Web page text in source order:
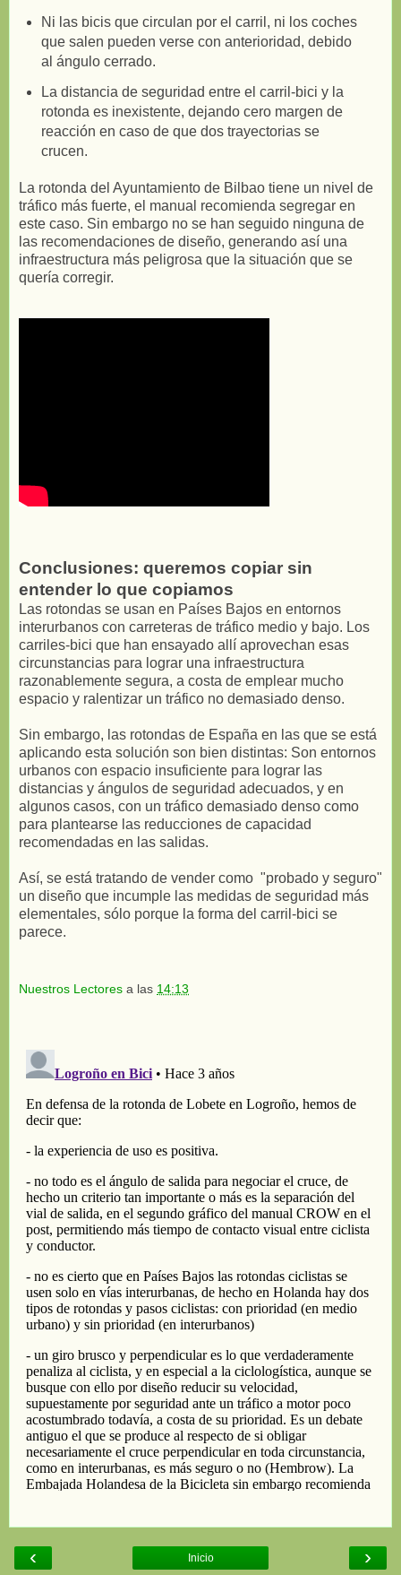
Ni las bicis que circulan por el carril, ni los coches
que salen pueden verse con anterioridad, debido
al ángulo cerrado.
La distancia de seguridad entre el carril-bici y la
rotonda es inexistente, dejando cero margen de
reacción en caso de que dos trayectorias se
crucen.
La rotonda del Ayuntamiento de Bilbao tiene un nivel de
tráfico más fuerte, el manual recomienda segregar en
este caso. Sin embargo no se han seguido ninguna de
las recomendaciones de diseño, generando así una
infraestructura más peligrosa que la situación que se
quería corregir.
Conclusiones: queremos copiar sin
entender lo que copiamos
Las rotondas se usan en Países Bajos en entornos
interurbanos con carreteras de tráfico medio y bajo. Los
carriles-bici que han ensayado allí aprovechan esas
circunstancias para lograr una infraestructura
razonablemente segura, a costa de emplear mucho
espacio y ralentizar un tráfico no demasiado denso.
Sin embargo, las rotondas de España en las que se está
aplicando esta solución son bien distintas: Son entornos
urbanos con espacio insuficiente para lograr las
distancias y ángulos de seguridad adecuados, y en
algunos casos, con un tráfico demasiado denso como
para plantearse las reducciones de capacidad
recomendadas en las salidas.
Así, se está tratando de vender como "probado y seguro"
un diseño que incumple las medidas de seguridad más
elementales, sólo porque la forma del carril-bici se
parece.
Nuestros Lectores a las 14:13
‹ ›
Inicio